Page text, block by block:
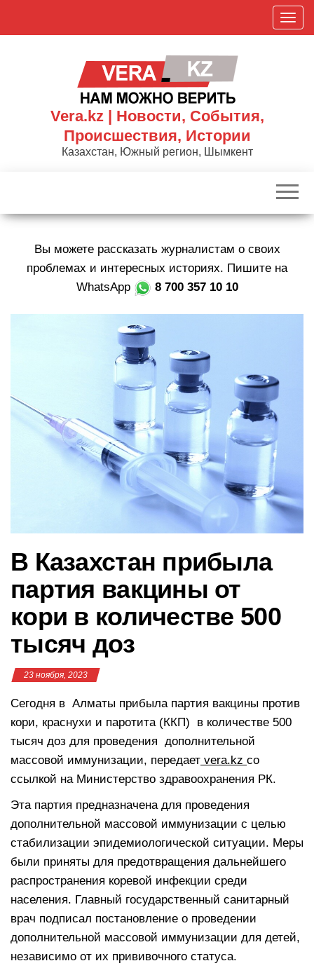
П
о
к
р
Vera.kz | Новости, События,
Происшествия, Истории
Казахстан, Южный регион, Шымкент
Вы можете рассказать журналистам о своих
проблемах и интересных историях. Пишите на
WhatsApp
8 700 357 10 10
В Казахстан прибыла
партия вакцины от
кори в количестве 500
тысяч доз
23 ноября, 2023
Сегодня в Алматы прибыла партия вакцины против
кори, краснухи и паротита (ККП) в количестве 500
тысяч доз для проведения дополнительной
массовой иммунизации, передает vera.kz со
ссылкой на Министерство здравоохранения РК.
Эта партия предназначена для проведения
дополнительной массовой иммунизации с целью
стабилизации эпидемиологической ситуации. Меры
были приняты для предотвращения дальнейшего
распространения коревой инфекции среди
населения. Главный государственный санитарный
врач подписал постановление о проведении
дополнительной массовой иммунизации для детей,
независимо от их прививочного статуса.